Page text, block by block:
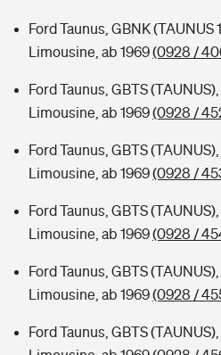
Ford Taunus, GBNK (TAUNUS
Limousine, ab 1969(0928 /
Ford Taunus, GBTS
Limousine, ab 1969(0928 /
Ford Taunus, GBTS
Limousine, ab 1969(0928 /
Ford Taunus, GBTS
Limousine, ab 1969(0928 /
Ford Taunus, GBTS
Limousine, ab 1969(0928 /
Ford Taunus, GBTS